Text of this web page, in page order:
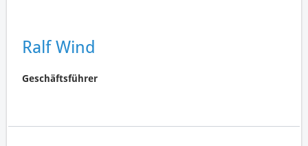
Ralf Wind
Geschäftsführer